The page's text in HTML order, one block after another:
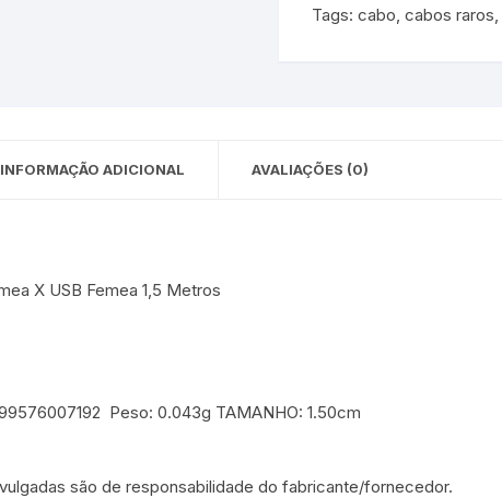
Tags: cabo, cabos raros,
INFORMAÇÃO ADICIONAL AVALIAÇÕES (0)
X USB Femea 1,5 Metros
Peso: 0.043g TAMANHO: 1.50cm
são de responsabilidade do fabricante/fornecedor.